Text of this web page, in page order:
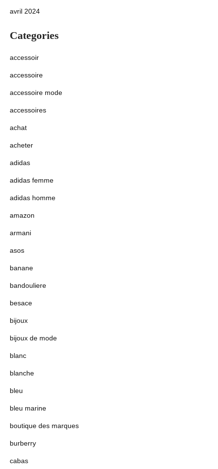
avril 2024
Categories
accessoir
accessoire
accessoire mode
accessoires
achat
acheter
adidas
adidas femme
adidas homme
amazon
armani
asos
banane
bandouliere
besace
bijoux
bijoux de mode
blanc
blanche
bleu
bleu marine
boutique des marques
burberry
cabas